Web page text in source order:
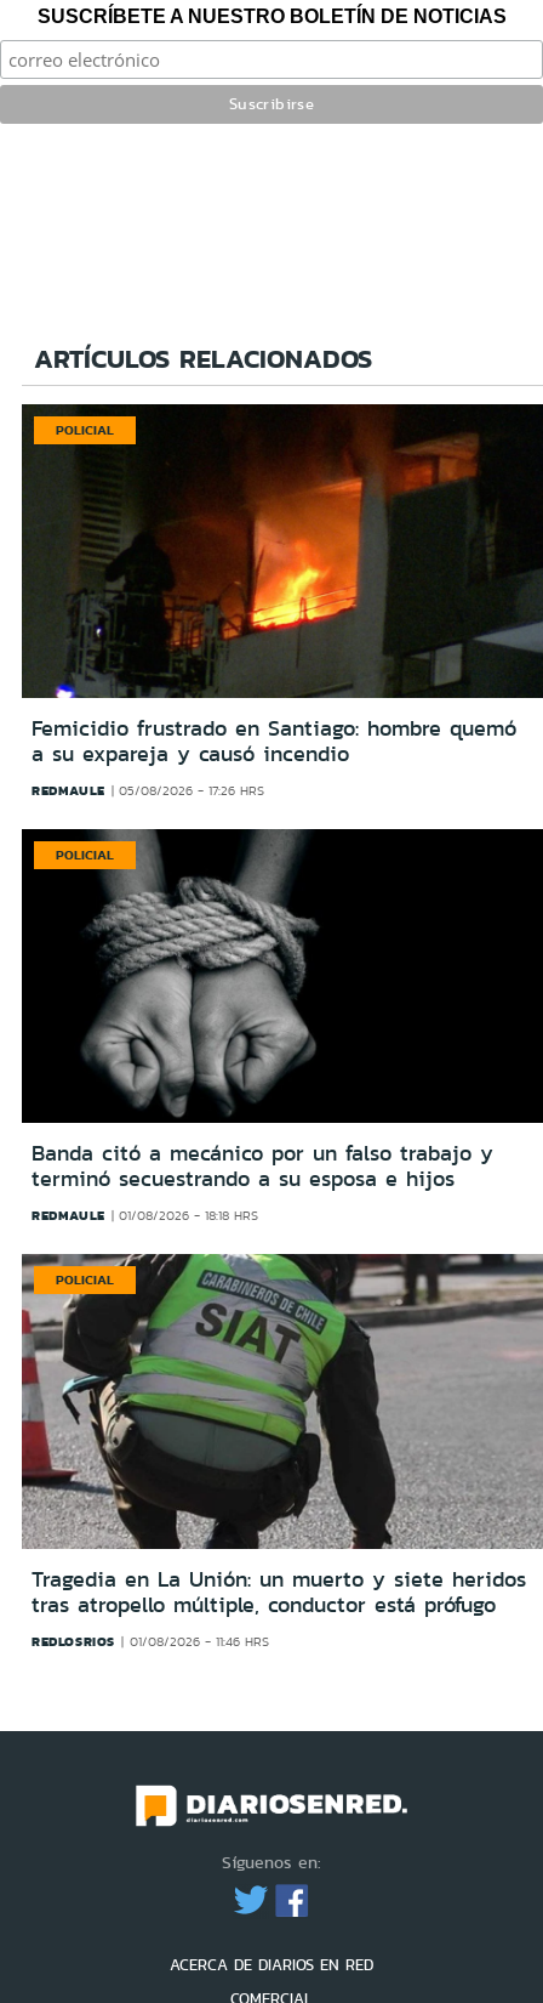
SUSCRÍBETE A NUESTRO BOLETÍN DE NOTICIAS
ARTÍCULOS RELACIONADOS
POLICIAL
Femicidio frustrado en Santiago: hombre quemó
a su expareja y causó incendio
REDMAULE 05/08/2026 - 17:26 HRS
POLICIAL
Banda citó a mecánico por un falso trabajo y
terminó secuestrando a su esposa e hijos
REDMAULE 01/08/2026 - 18:18 HRS
POLICIAL
Tragedia en La Unión: un muerto y siete heridos
tras atropello múltiple, conductor está prófugo
REDLOSRIOS 01/08/2026 - 11:46 HRS
Síguenos en:
ACERCA DE DIARIOS EN RED